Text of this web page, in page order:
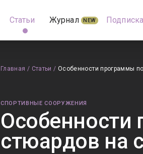
Статьи Журнал NEW Подписка
Главная / Статьи / Особенности программы
СПОРТИВНЫЕ СООРУЖЕНИЯ
Особенности
стюардов на